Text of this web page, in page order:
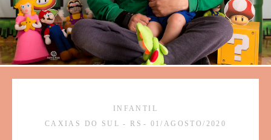
INFANTIL
CAXIAS DO SUL - RS
01/AGOSTO/2020